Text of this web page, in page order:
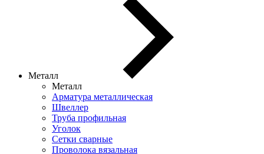
Металл
Металл
Арматура металлическая
Швеллер
Труба профильная
Уголок
Сетки сварные
Проволока вязальная